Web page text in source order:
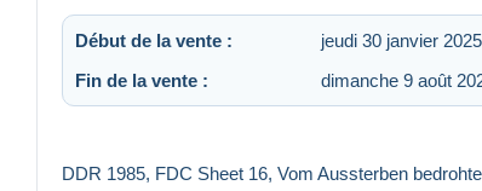
Début de la vente : jeudi 30 janvier
Fin de la vente :
dimanche 9 août
DDR 1985, FDC Sheet 16, Vom Aussterben